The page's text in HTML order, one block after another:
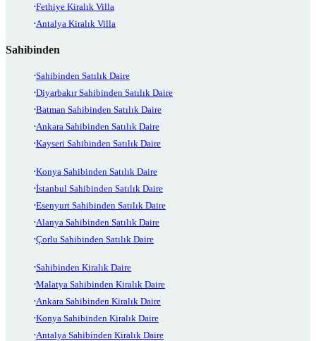
Fethiye Kiralık Villa
Antalya Kiralık Villa
Sahibinden
Sahibinden Satılık Daire
Diyarbakır Sahibinden Satılık Daire
Batman Sahibinden Satılık Daire
Ankara Sahibinden Satılık Daire
Kayseri Sahibinden Satılık Daire
Konya Sahibinden Satılık Daire
İstanbul Sahibinden Satılık Daire
Esenyurt Sahibinden Satılık Daire
Alanya Sahibinden Satılık Daire
Çorlu Sahibinden Satılık Daire
Sahibinden Kiralık Daire
Malatya Sahibinden Kiralık Daire
Ankara Sahibinden Kiralık Daire
Konya Sahibinden Kiralık Daire
Antalya Sahibinden Kiralık Daire